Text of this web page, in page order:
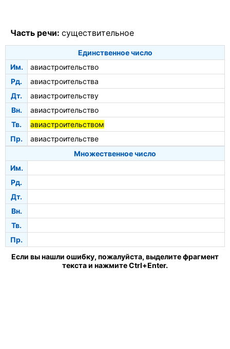
Часть речи: существительное
Единственное число
Им.
авиастроительство
Рд.
авиастроительства
Дт.
авиастроительству
Вн.
авиастроительство
Тв.
авиастроительством
Пр.
авиастроительстве
Множественное число
Им.
Рд.
Дт.
Вн.
Тв.
Пр.
Если вы нашли ошибку, пожалуйста, выделите фрагмент
текста и нажмите Ctrl+Enter.